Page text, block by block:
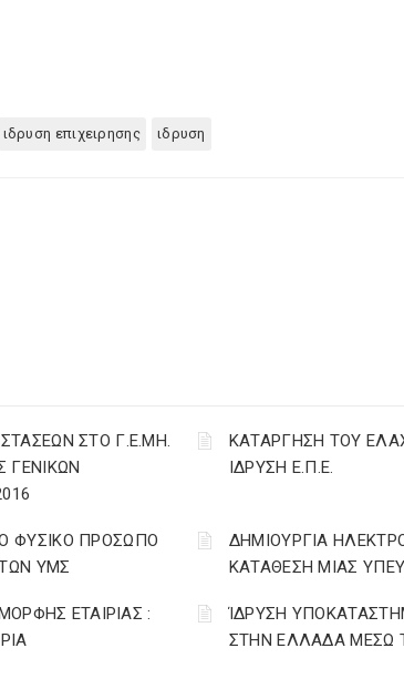
ιδρυση επιχειρησης ιδρυση
ΣΤΟ Γ.Ε.ΜΗ.
ΓΕΝΙΚΩΝ
ΚΑΤΑΡΓΗΣΗ ΤΟΥ
ΙΔΡΥΣΗ Ε.Π.Ε.
ΦΥΣΙΚΟ ΠΡΟΣΩΠΟ
ΥΜΣ
ΔΗΜΙΟΥΡΓΙΑ
ΚΑΤΑΘΕΣΗ ΜΙΑΣ
ΕΤΑΙΡΙΑΣ :
ΊΔΡΥΣΗ
ΣΤΗΝ ΕΛΛΑΔΑ ΜΕΣΩ